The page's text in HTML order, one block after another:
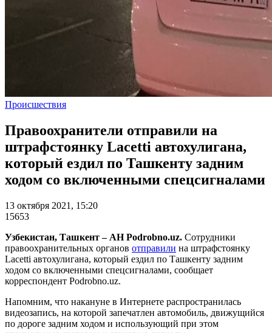
Происшествия
Правоохранители отправили на
штрафстоянку Lacetti автохулигана,
который ездил по Ташкенту задним
ходом со включенными спецсигналами
13 октября 2021, 15:20
15653
Узбекистан, Ташкент – АН Podrobno.uz. Сотрудники
правоохранительных органов отправили на штрафстоянку
Lacetti автохулигана, который ездил по Ташкенту задним
ходом со включенными спецсигналами, сообщает
корреспондент Podrobno.uz.
Напомним, что накануне в Интернете распространилась
видеозапись, на которой запечатлен автомобиль, движущийся
по дороге задним ходом и использующий при этом